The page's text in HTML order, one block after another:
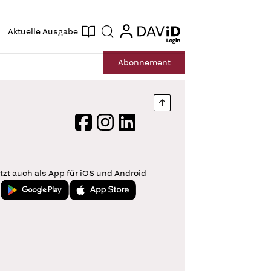
Aktuelle Ausgabe Suche login
login
Abonnement
Nach oben springen
FacebookInstagram
LinkedIn
auch als App für iOS und Android
Jetzt bei Google PlayLaden im App Store